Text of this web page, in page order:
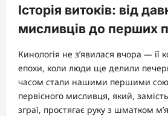
Історія витоків: від
мисливців до перших
Кинологія не з’явилася вчора — її
епохи, коли люди ще делили
часом стали нашими першими
первісного мисливця, який,
зграї, простягає руку з шматком